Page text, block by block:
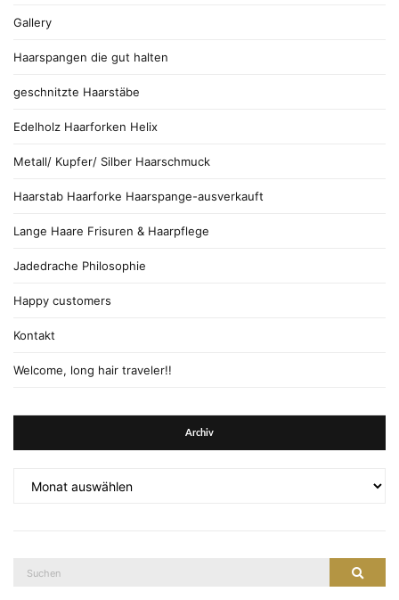
Gallery
Haarspangen die gut halten
geschnitzte Haarstäbe
Edelholz Haarforken Helix
Metall/ Kupfer/ Silber Haarschmuck
Haarstab Haarforke Haarspange-ausverkauft
Lange Haare Frisuren & Haarpflege
Jadedrache Philosophie
Happy customers
Kontakt
Welcome, long hair traveler!!
Archiv